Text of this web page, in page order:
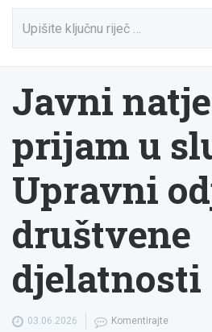
Javni
prijam u
Upravni
društvene
djelatnosti
03.06.2026 Komentirajte